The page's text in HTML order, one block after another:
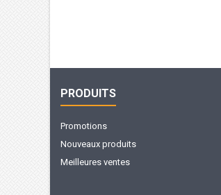
PRODUITS
Promotions
Nouveaux produits
Meilleures ventes